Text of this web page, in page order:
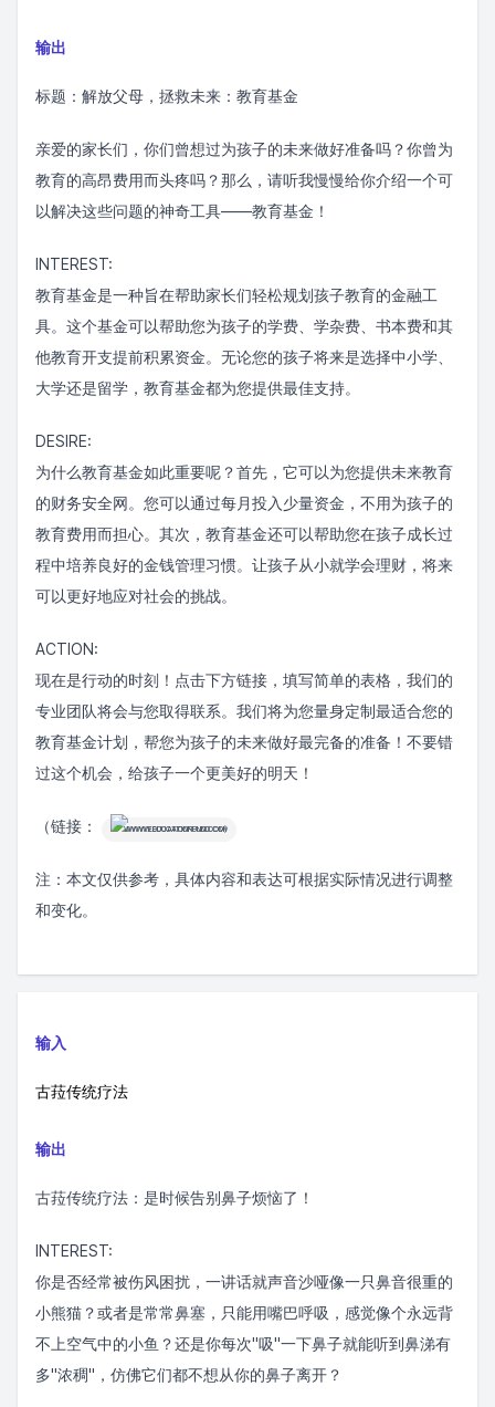
输出
标题：解放父母，拯救未来：教育基金
亲爱的家长们，你们曾想过为孩子的未来做好准备吗？你曾为
教育的高昂费用而头疼吗？那么，请听我慢慢给你介绍一个可
以解决这些问题的神奇工具——教育基金！
INTEREST:
教育基金是一种旨在帮助家长们轻松规划孩子教育的金融工
具。这个基金可以帮助您为孩子的学费、学杂费、书本费和其
他教育开支提前积累资金。无论您的孩子将来是选择中小学、
大学还是留学，教育基金都为您提供最佳支持。
DESIRE:
为什么教育基金如此重要呢？首先，它可以为您提供未来教育
的财务安全网。您可以通过每月投入少量资金，不用为孩子的
教育费用而担心。其次，教育基金还可以帮助您在孩子成长过
程中培养良好的金钱管理习惯。让孩子从小就学会理财，将来
可以更好地应对社会的挑战。
ACTION:
现在是行动的时刻！点击下方链接，填写简单的表格，我们的
专业团队将会与您取得联系。我们将为您量身定制最适合您的
教育基金计划，帮您为孩子的未来做好最完备的准备！不要错
过这个机会，给孩子一个更美好的明天！
（链接： WWW.EDUCATIONFUND.COM)
注：本文仅供参考，具体内容和表达可根据实际情况进行调整
和变化。
输入
古菈传统疗法
输出
古菈传统疗法：是时候告别鼻子烦恼了！
INTEREST:
你是否经常被伤风困扰，一讲话就声音沙哑像一只鼻音很重的
小熊猫？或者是常常鼻塞，只能用嘴巴呼吸，感觉像个永远背
不上空气中的小鱼？还是你每次"吸"一下鼻子就能听到鼻涕有
多"浓稠"，仿佛它们都不想从你的鼻子离开？